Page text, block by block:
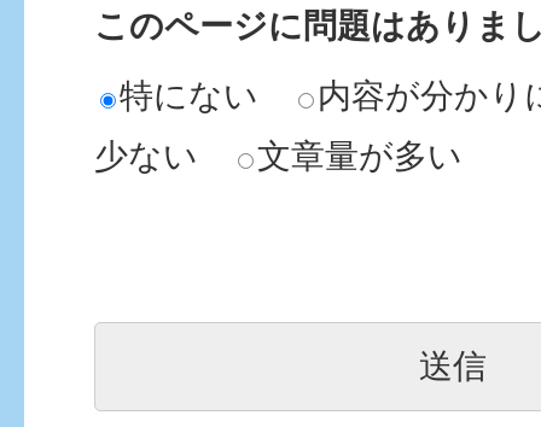
このページに問題はありま
特にない
内容が分かり
少ない
文章量が多い